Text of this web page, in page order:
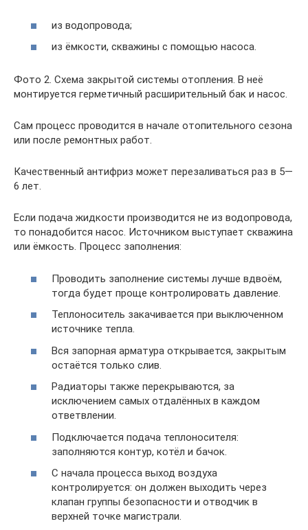
из водопровода;
из ёмкости, скважины с помощью насоса.
Фото 2. Схема закрытой системы отопления. В неё
монтируется герметичный расширительный бак и насос.
Сам процесс проводится в начале отопительного сезона
или после ремонтных работ.
Качественный антифриз может перезаливаться раз в 5—
6 лет.
Если подача жидкости производится не из водопровода,
то понадобится насос. Источником выступает скважина
или ёмкость. Процесс заполнения:
Проводить заполнение системы лучше вдвоём,
тогда будет проще контролировать давление.
Теплоноситель закачивается при выключенном
источнике тепла.
Вся запорная арматура открывается, закрытым
остаётся только слив.
Радиаторы также перекрываются, за
исключением самых отдалённых в каждом
ответвлении.
Подключается подача теплоносителя:
заполняются контур, котёл и бачок.
С начала процесса выход воздуха
контролируется: он должен выходить через
клапан группы безопасности и отводчик в
верхней точке магистрали.